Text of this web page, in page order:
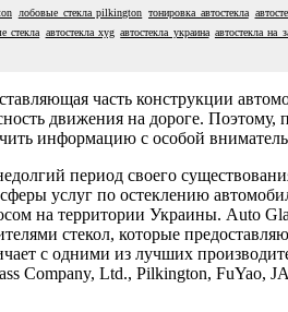
лобовые стекла pilkington тонировка автостекла
стекла автостекла xyg автостекла украина автостекла на
часть конструкции
движения на дороге. Поэтому,
информацию с особой
период своего
услуг по остеклению
на территории Украины. Auto
стекол, которые
с одними из лучших
Company, Ltd., Pilkington, FuYao,